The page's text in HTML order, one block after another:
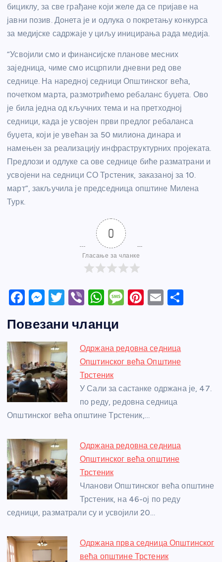
бициклу, за све грађане који желе да се пријаве на
јавни позив. Донета је и одлука о покретању конкурса
за медијске садржаје у циљу иницирања рада медија.
“Усвојили смо и финансијске планове месних
заједница, чиме смо исцрпили дневни ред ове
седнице. На наредној седници Општинског већа,
почетком марта, размотрићемо ребаланс буџета. Ово
је била једна од кључних тема и на претходној
седници, када је усвојен први предлог ребаланса
буџета, који је увећан за 50 милиона динара и
намењен за реализацију инфраструктурних пројеката.
Предлози и одлуке са ове седнице биће разматрани и
усвојени на седници СО Трстеник, заказаној за 10.
март”, закључила је председница општине Милена
Турк.
0
Гласање за чланке
F
c
e
b
o
o
k
M
ss
e
n
g
er
T
itt
er
Vi
er
W
at
s
A
p
p
M
a
g
Pi
e
st
E
Повезани чланци
Одржана редовна седница
Општинског већа Општине
Трстеник
У Сали за састанке одржана је, 47.
по реду, редовна седница
Општинског већа општине Трстеник,…
Одржана редовна седница
Општинског већа општине
Трстеник
Чланови Општинског већа општине
Трстеник, на 46-ој по реду
седници, разматрали су и усвојили 20…
Одржана прва седница Општинског
већа општине Трстеник